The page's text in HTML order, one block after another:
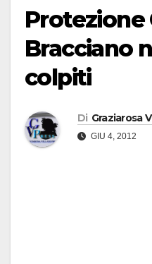
Protezione
Bracciano
colpiti
Di Graziarosa
GIU 4, 2012